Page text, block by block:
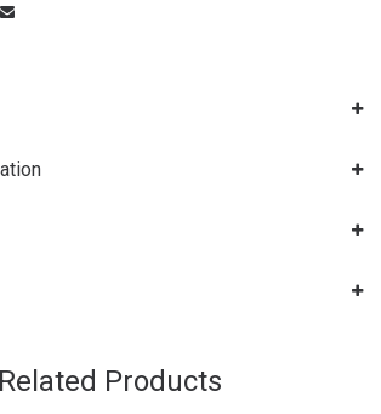
Related Products